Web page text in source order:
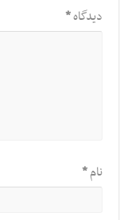
دیدگاه*
نام*